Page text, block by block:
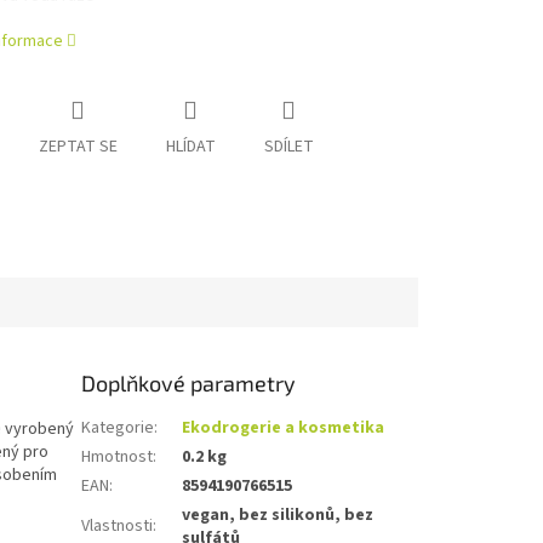
ZEPTAT SE HLÍDAT SDÍLET
vyrobený
pro
Doplňkové parametry
Kategorie:
Ekodrogerie a kosmetika
Hmotnost:
0.2 kg
EAN:
8594190766515
Vlastnosti:
vegan, bez silikonů, bez
sulfátů